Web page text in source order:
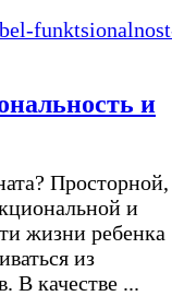
и
Просторной,
и
жизни ребенка
из
В качестве ...